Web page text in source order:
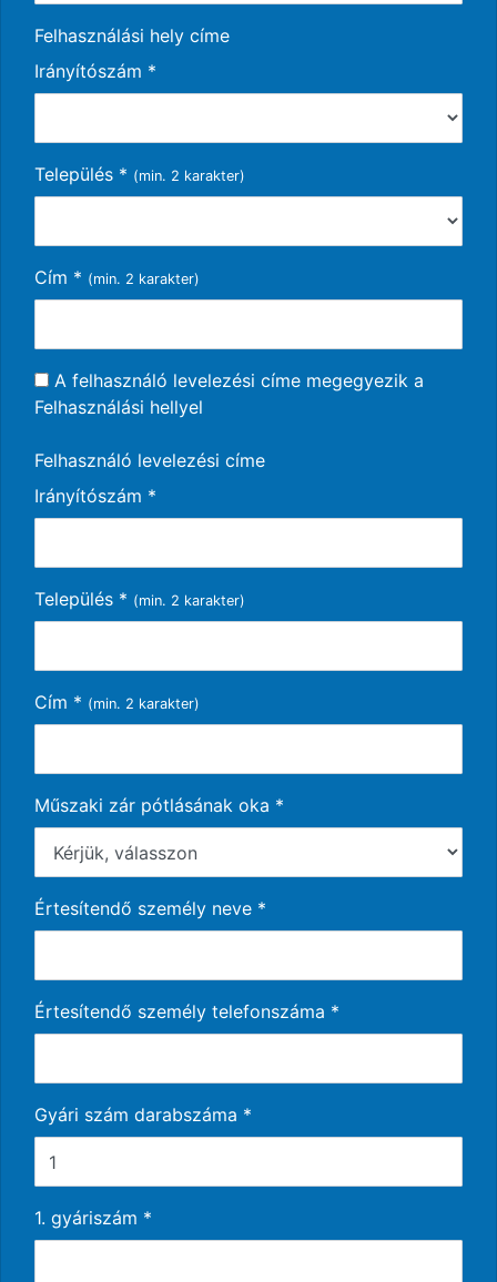
Felhasználási hely címe
Irányítószám *
Település * (min. 2 karakter)
Cím * (min. 2 karakter)
A felhasználó levelezési címe megegyezik a
Felhasználási hellyel
Felhasználó levelezési címe
Irányítószám *
Település * (min. 2 karakter)
Cím * (min. 2 karakter)
Műszaki zár pótlásának oka *
Értesítendő személy neve *
Értesítendő személy telefonszáma *
Gyári szám darabszáma *
1. gyáriszám *